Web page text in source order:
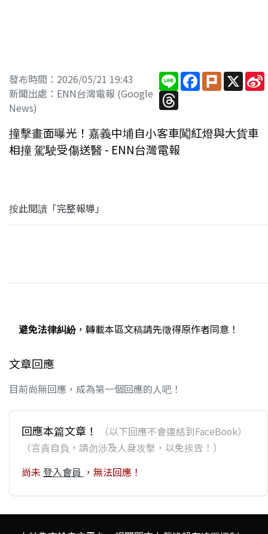
發布時間：2026/05/21 19:43
新聞出處：ENN台灣電報 (Google
News)
LineFacebook
PlurkX
Threads
撞擊畫面曝光！嘉義中埔自小客車闖紅燈與大貨車
相撞 駕駛受傷送醫 - ENN台灣電報
按此閱讀「完整報導」
避免法律糾紛，轉載本區文稿請先徵得原作者同意！
文章回應
目前尚無回應，成為第一個回應的人吧！
回應本篇文章！
（以下回應不會連結到FaceBook）
（言責自負，請勿涉及人身攻擊，以免挨告！）
尚未 登入會員 ，無法回應！